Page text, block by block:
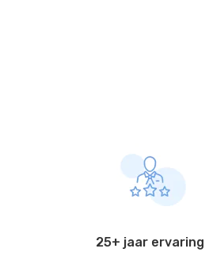
25+ jaar ervaring